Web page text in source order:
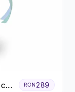
RON 289